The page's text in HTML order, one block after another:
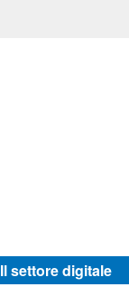
Il settore digitale